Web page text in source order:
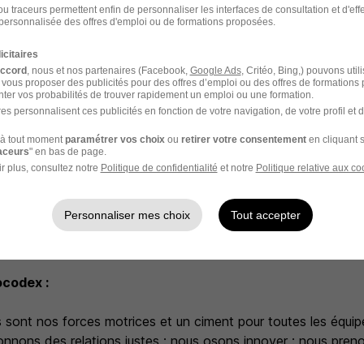
en développant un médicament orphelin DIACOMIT®.
avec l'acquisition des Laboratoires Iprad,
ainsi autour de trois piliers : lesmicrobiotes, les
.
de 1 800 personnes et a réalisé un chiffre d'affaires net
et 2/3 à l'international. Le groupe est présent dans
travers ses propres filiales. Ses produits sont distribués
partenaires.
:
sont nos forces motrices et un ciment pour toutes les
des relations justes ; nous osons innover ; nous
traceurs permettent enfin de personnaliser les interfaces de consultation et
des offres d'emploi ou de formations proposées.
, nous et nos partenaires (Facebook, Google Ads, Critéo, Bing,) pouvons
proposer des publicités pour des offres d’emploi ou des offres de formations
vos probabilités de trouver rapidement un emploi ou une formation.
personnalisent ces publicités en fonction de votre navigation, de votre profil et
tout moment paramétrer vos choix ou retirer votre consentementen cliquant
" en bas de page.
plus, consultez notre Politique de confidentialité et notre Politique relative aux
Personnaliser mes choix Tout accepter